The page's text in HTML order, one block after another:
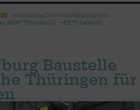
vermietung.flachsbarth@gmail.com
99947 Tottleben
+49172 4458042
Baustelle
Thüringen für